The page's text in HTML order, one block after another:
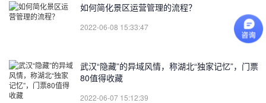
如何简化景区运营管理的流程？
2022-06-08 15:33:47
武汉“隐藏”的异域风情，称湖北“独家记忆”，门票
80值得收藏
2022-06-07 15:12:39